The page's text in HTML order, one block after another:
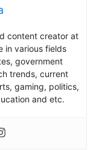
content creator at
in various fields
government
trends, current
gaming, politics,
and etc.